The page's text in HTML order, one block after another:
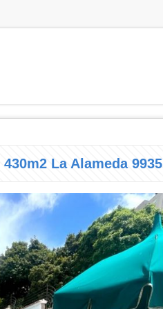
La Alameda 9935